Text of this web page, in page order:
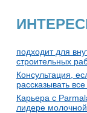
подходит для
строительных
Консультация,
рассказывать
Карьера с
лидере